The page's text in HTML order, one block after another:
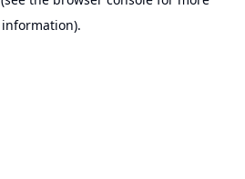
information).